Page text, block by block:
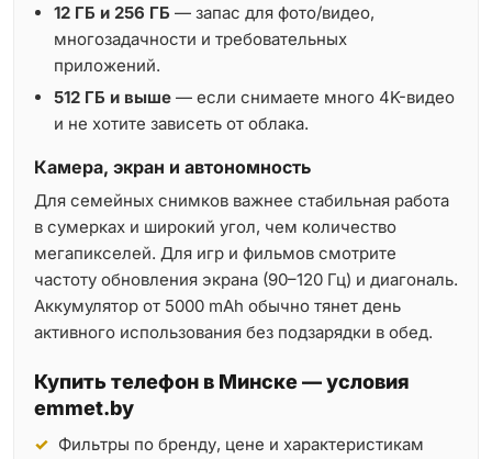
12 ГБ и 256 ГБ — запас для фото/видео,
многозадачности и требовательных
приложений.
512 ГБ и выше — если снимаете много 4K-видео
и не хотите зависеть от облака.
Камера, экран и автономность
Для семейных снимков важнее стабильная работа
в сумерках и широкий угол, чем количество
мегапикселей. Для игр и фильмов смотрите
частоту обновления экрана (90–120 Гц) и диагональ.
Аккумулятор от 5000 mAh обычно тянет день
активного использования без подзарядки в обед.
Купить телефон в Минске — условия
emmet.by
Фильтры по бренду, цене и характеристикам